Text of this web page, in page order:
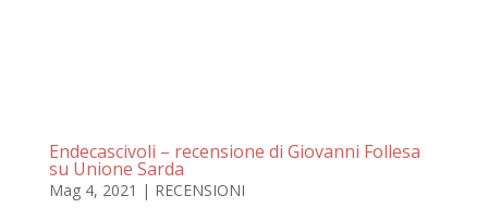
Endecascivoli – recensione di Giovanni Follesa
su Unione Sarda
Mag 4, 2021 | RECENSIONI